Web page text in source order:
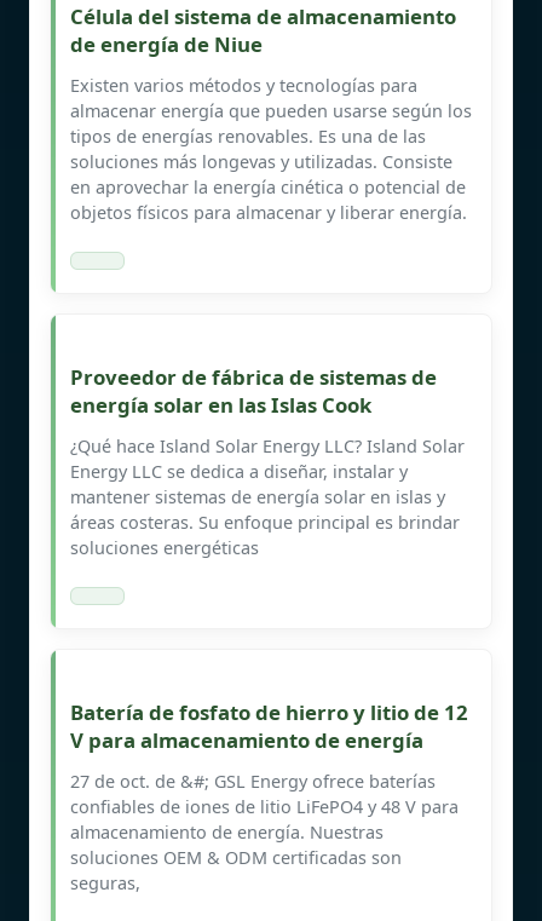
Célula del sistema de almacenamiento
de energía de Niue
Existen varios métodos y tecnologías para
almacenar energía que pueden usarse según los
tipos de energías renovables. Es una de las
soluciones más longevas y utilizadas. Consiste
en aprovechar la energía cinética o potencial de
objetos físicos para almacenar y liberar energía.
Proveedor de fábrica de sistemas de
energía solar en las Islas Cook
¿Qué hace Island Solar Energy LLC? Island Solar
Energy LLC se dedica a diseñar, instalar y
mantener sistemas de energía solar en islas y
áreas costeras. Su enfoque principal es brindar
soluciones energéticas
Batería de fosfato de hierro y litio de 12
V para almacenamiento de energía
27 de oct. de &#; GSL Energy ofrece baterías
confiables de iones de litio LiFePO4 y 48 V para
almacenamiento de energía. Nuestras
soluciones OEM & ODM certificadas son
seguras,